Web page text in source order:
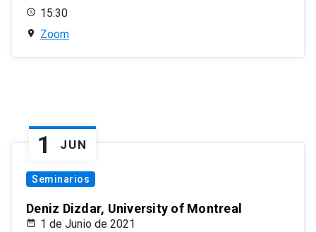
15:30
Zoom
1 JUN
Seminarios
Deniz Dizdar, University of Montreal
1 de Junio de 2021